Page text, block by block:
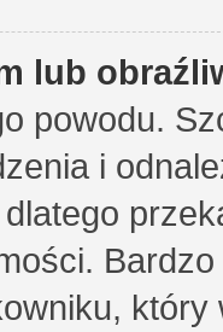
lub
powodu.
i
który